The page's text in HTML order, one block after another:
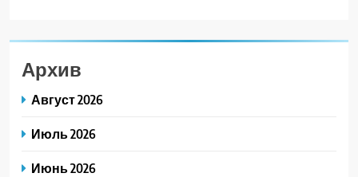
Архив
Август 2026
Июль 2026
Июнь 2026